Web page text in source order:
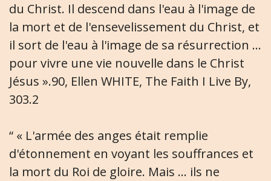
du Christ. Il descend dans l'eau à l'image de
la mort et de l'ensevelissement du Christ, et
il sort de l'eau à l'image de sa résurrection ...
pour vivre une vie nouvelle dans le Christ
Jésus ».90, Ellen WHITE, The Faith I Live By,
303.2
“ « L'armée des anges était remplie
d'étonnement en voyant les souffrances et
la mort du Roi de gloire. Mais ... ils ne